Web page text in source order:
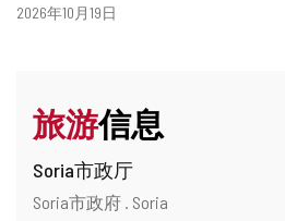
日
2026年10月19日
旅游信息
Soria市政厅
地
邮
Soria市政府 . Soria